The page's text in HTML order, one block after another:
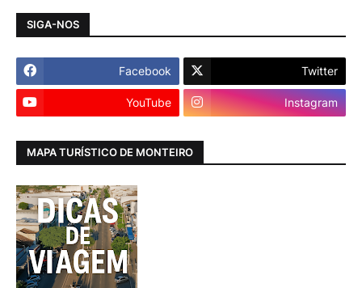
SIGA-NOS
Facebook Twitter
YouTube Instagram
MAPA TURÍSTICO DE MONTEIRO